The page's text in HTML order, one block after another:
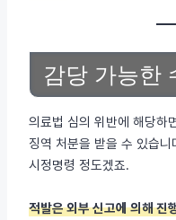
감당 가능한
의료법 심의 위반에 해당하
징역 처분을 받을 수 있습
시정명령 정도겠죠.
적발은 외부 신고에 의해 진